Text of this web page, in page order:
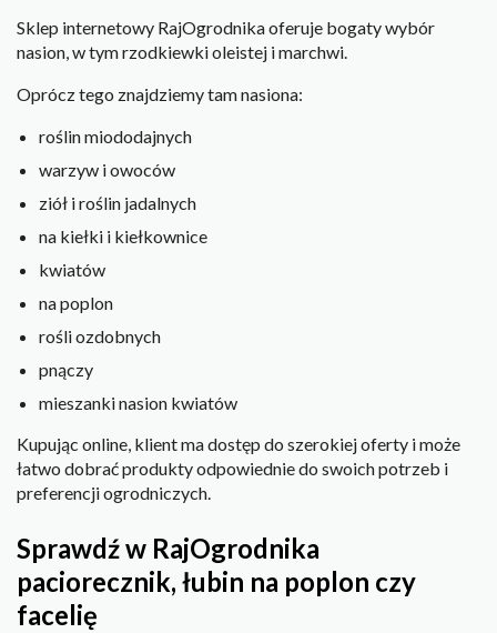
Sklep internetowy RajOgrodnika oferuje bogaty wybór
nasion, w tym rzodkiewki oleistej i marchwi.
Oprócz tego znajdziemy tam nasiona:
roślin miododajnych
warzyw i owoców
ziół i roślin jadalnych
na kiełki i kiełkownice
kwiatów
na poplon
rośli ozdobnych
pnączy
mieszanki nasion kwiatów
Kupując online, klient ma dostęp do szerokiej oferty i może
łatwo dobrać produkty odpowiednie do swoich potrzeb i
preferencji ogrodniczych.
Sprawdź w RajOgrodnika
paciorecznik, łubin na poplon czy
facelię